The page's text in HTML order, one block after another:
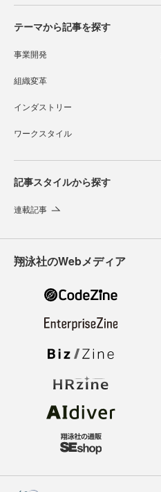
テーマから記事を探す
事業開発
組織変革
インダストリー
ワークスタイル
記事スタイルから探す
連載記事
翔泳社のWebメディア